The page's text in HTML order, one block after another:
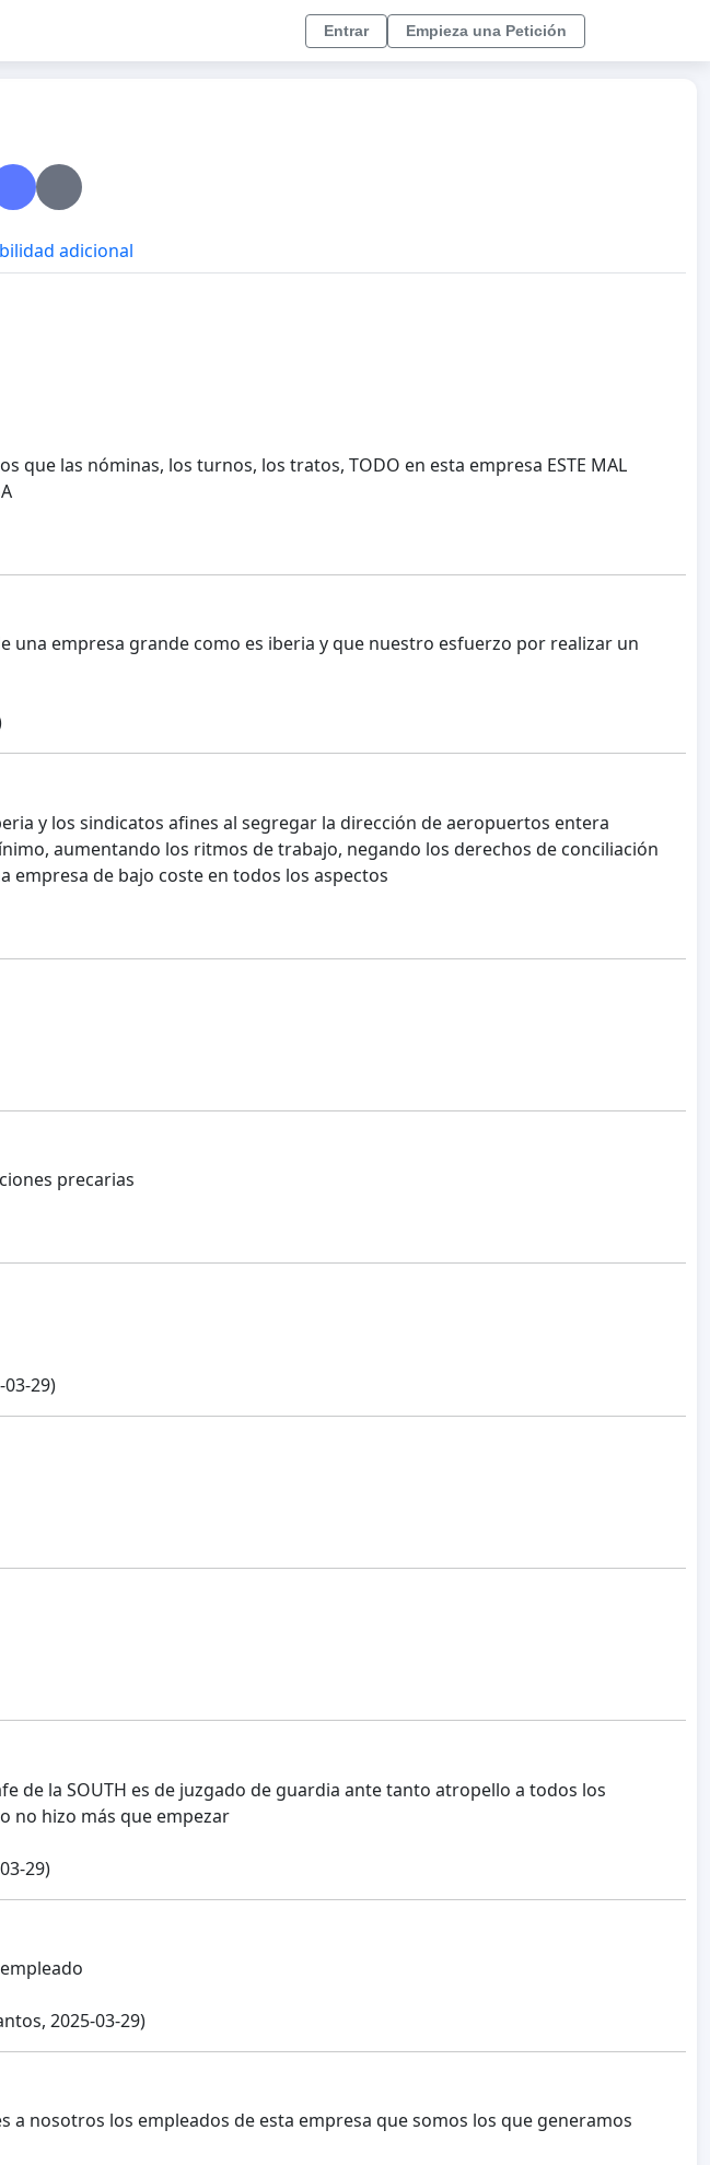
Entrar Empieza una Petición
adicional
que las nóminas, los turnos, los tratos, TODO en esta empresa ESTE MAL
una empresa grande como es iberia y que nuestro esfuerzo por realizar un
y los sindicatos afines al segregar la dirección de aeropuertos entera
aumentando los ritmos de trabajo, negando los derechos de conciliación
empresa de bajo coste en todos los aspectos
precarias
29)
de la SOUTH es de juzgado de guardia ante tanto atropello a todos los
no hizo más que empezar
29)
2025-03-29)
a nosotros los empleados de esta empresa que somos los que generamos